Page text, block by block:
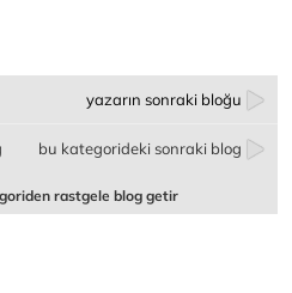
yazarın sonraki bloğu
bu kategorideki sonraki blog
rastgele blog getir